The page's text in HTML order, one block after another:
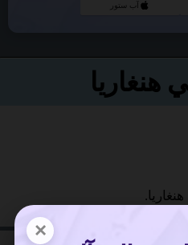
آب ستور
×
هنغاريا